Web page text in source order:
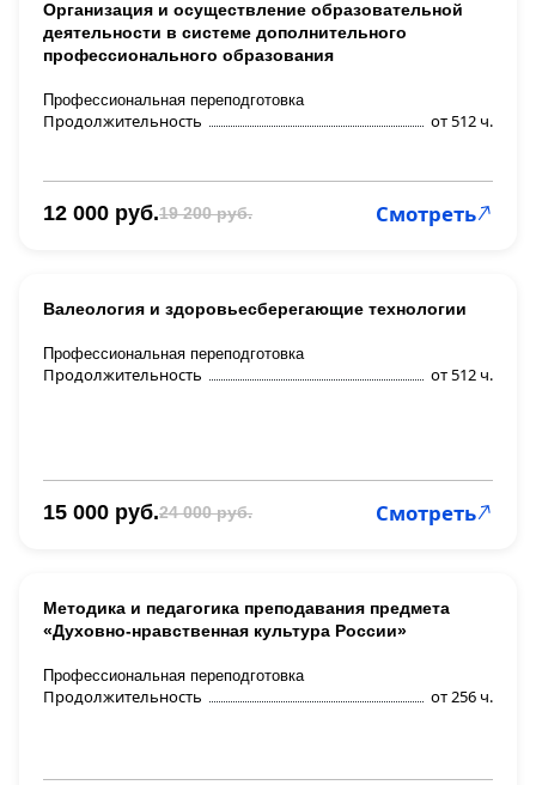
Организация и осуществление образовательной
деятельности в системе дополнительного
профессионального образования
Профессиональная переподготовка
Продолжительность от 512 ч.
12 000 руб.19 200 руб. Смотреть
Валеология и здоровьесберегающие технологии
Профессиональная переподготовка
Продолжительность от 512 ч.
15 000 руб.24 000 руб. Смотреть
Методика и педагогика преподавания предмета
«Духовно-нравственная культура России»
Профессиональная переподготовка
Продолжительность от 256 ч.